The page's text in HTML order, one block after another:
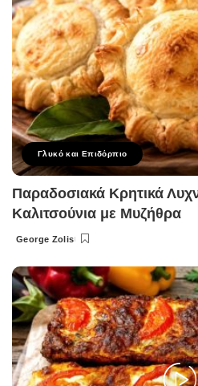
Γλυκό και Επιδόρπιο
Παραδοσιακά Κρητικά
Καλιτσούνια με Μυζήθρα
Posted
George Zolis